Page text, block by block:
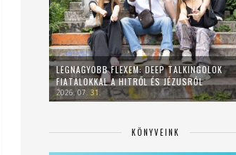
LEGNAGYOBB FLEXEM: DEEP TALKINGOLOK
FIATALOKKAL A HITRŐL ÉS JÉZUSRÓL
2026. 07. 31.
KÖNYVEINK